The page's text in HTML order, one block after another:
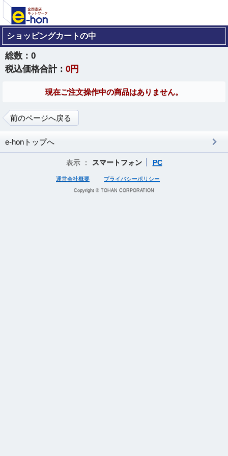
ショッピングカートの中
総数： 0
税込価格合計： 0円
現在ご注文操作中の商品はありません。
前のページへ戻る
e-honトップへ
表示 ： スマートフォン PC
運営会社概要 プライバシーポリシー
Copyright © TOHAN CORPORATION